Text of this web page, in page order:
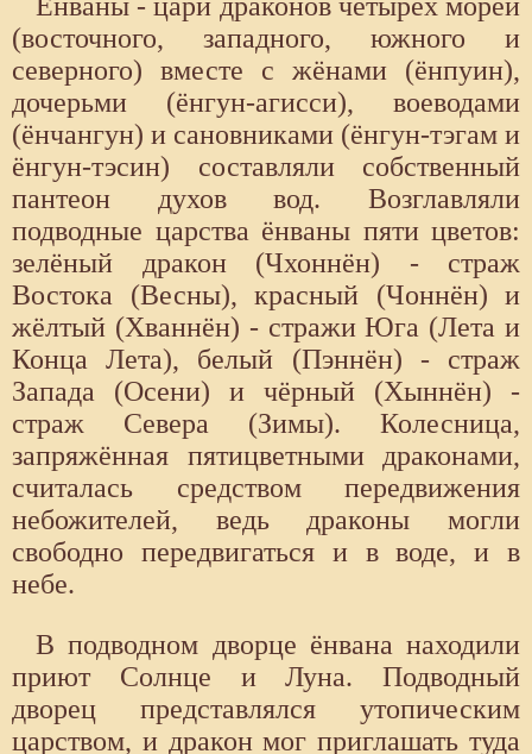
(восточного, западного, южного и
северного) вместе с жёнами (ёнпуин),
дочерьми (ёнгун-агисси), воеводами
(ёнчангун) и сановниками (ёнгун-тэгам и
ёнгун-тэсин) составляли собственный
пантеон духов вод. Возглавляли
подводные царства ёнваны пяти цветов:
зелёный дракон (Чхоннён) - страж
Востока (Весны), красный (Чоннён) и
жёлтый (Хваннён) - стражи Юга (Лета и
Конца Лета), белый (Пэннён) - страж
Запада (Осени) и чёрный (Хыннён) -
страж Севера (Зимы). Колесница,
запряжённая пятицветными драконами,
считалась средством передвижения
небожителей, ведь драконы могли
свободно передвигаться и в воде, и в
небе.
В подводном дворце ёнвана находили
приют Солнце и Луна. Подводный
дворец представлялся утопическим
царством, и дракон мог приглашать туда